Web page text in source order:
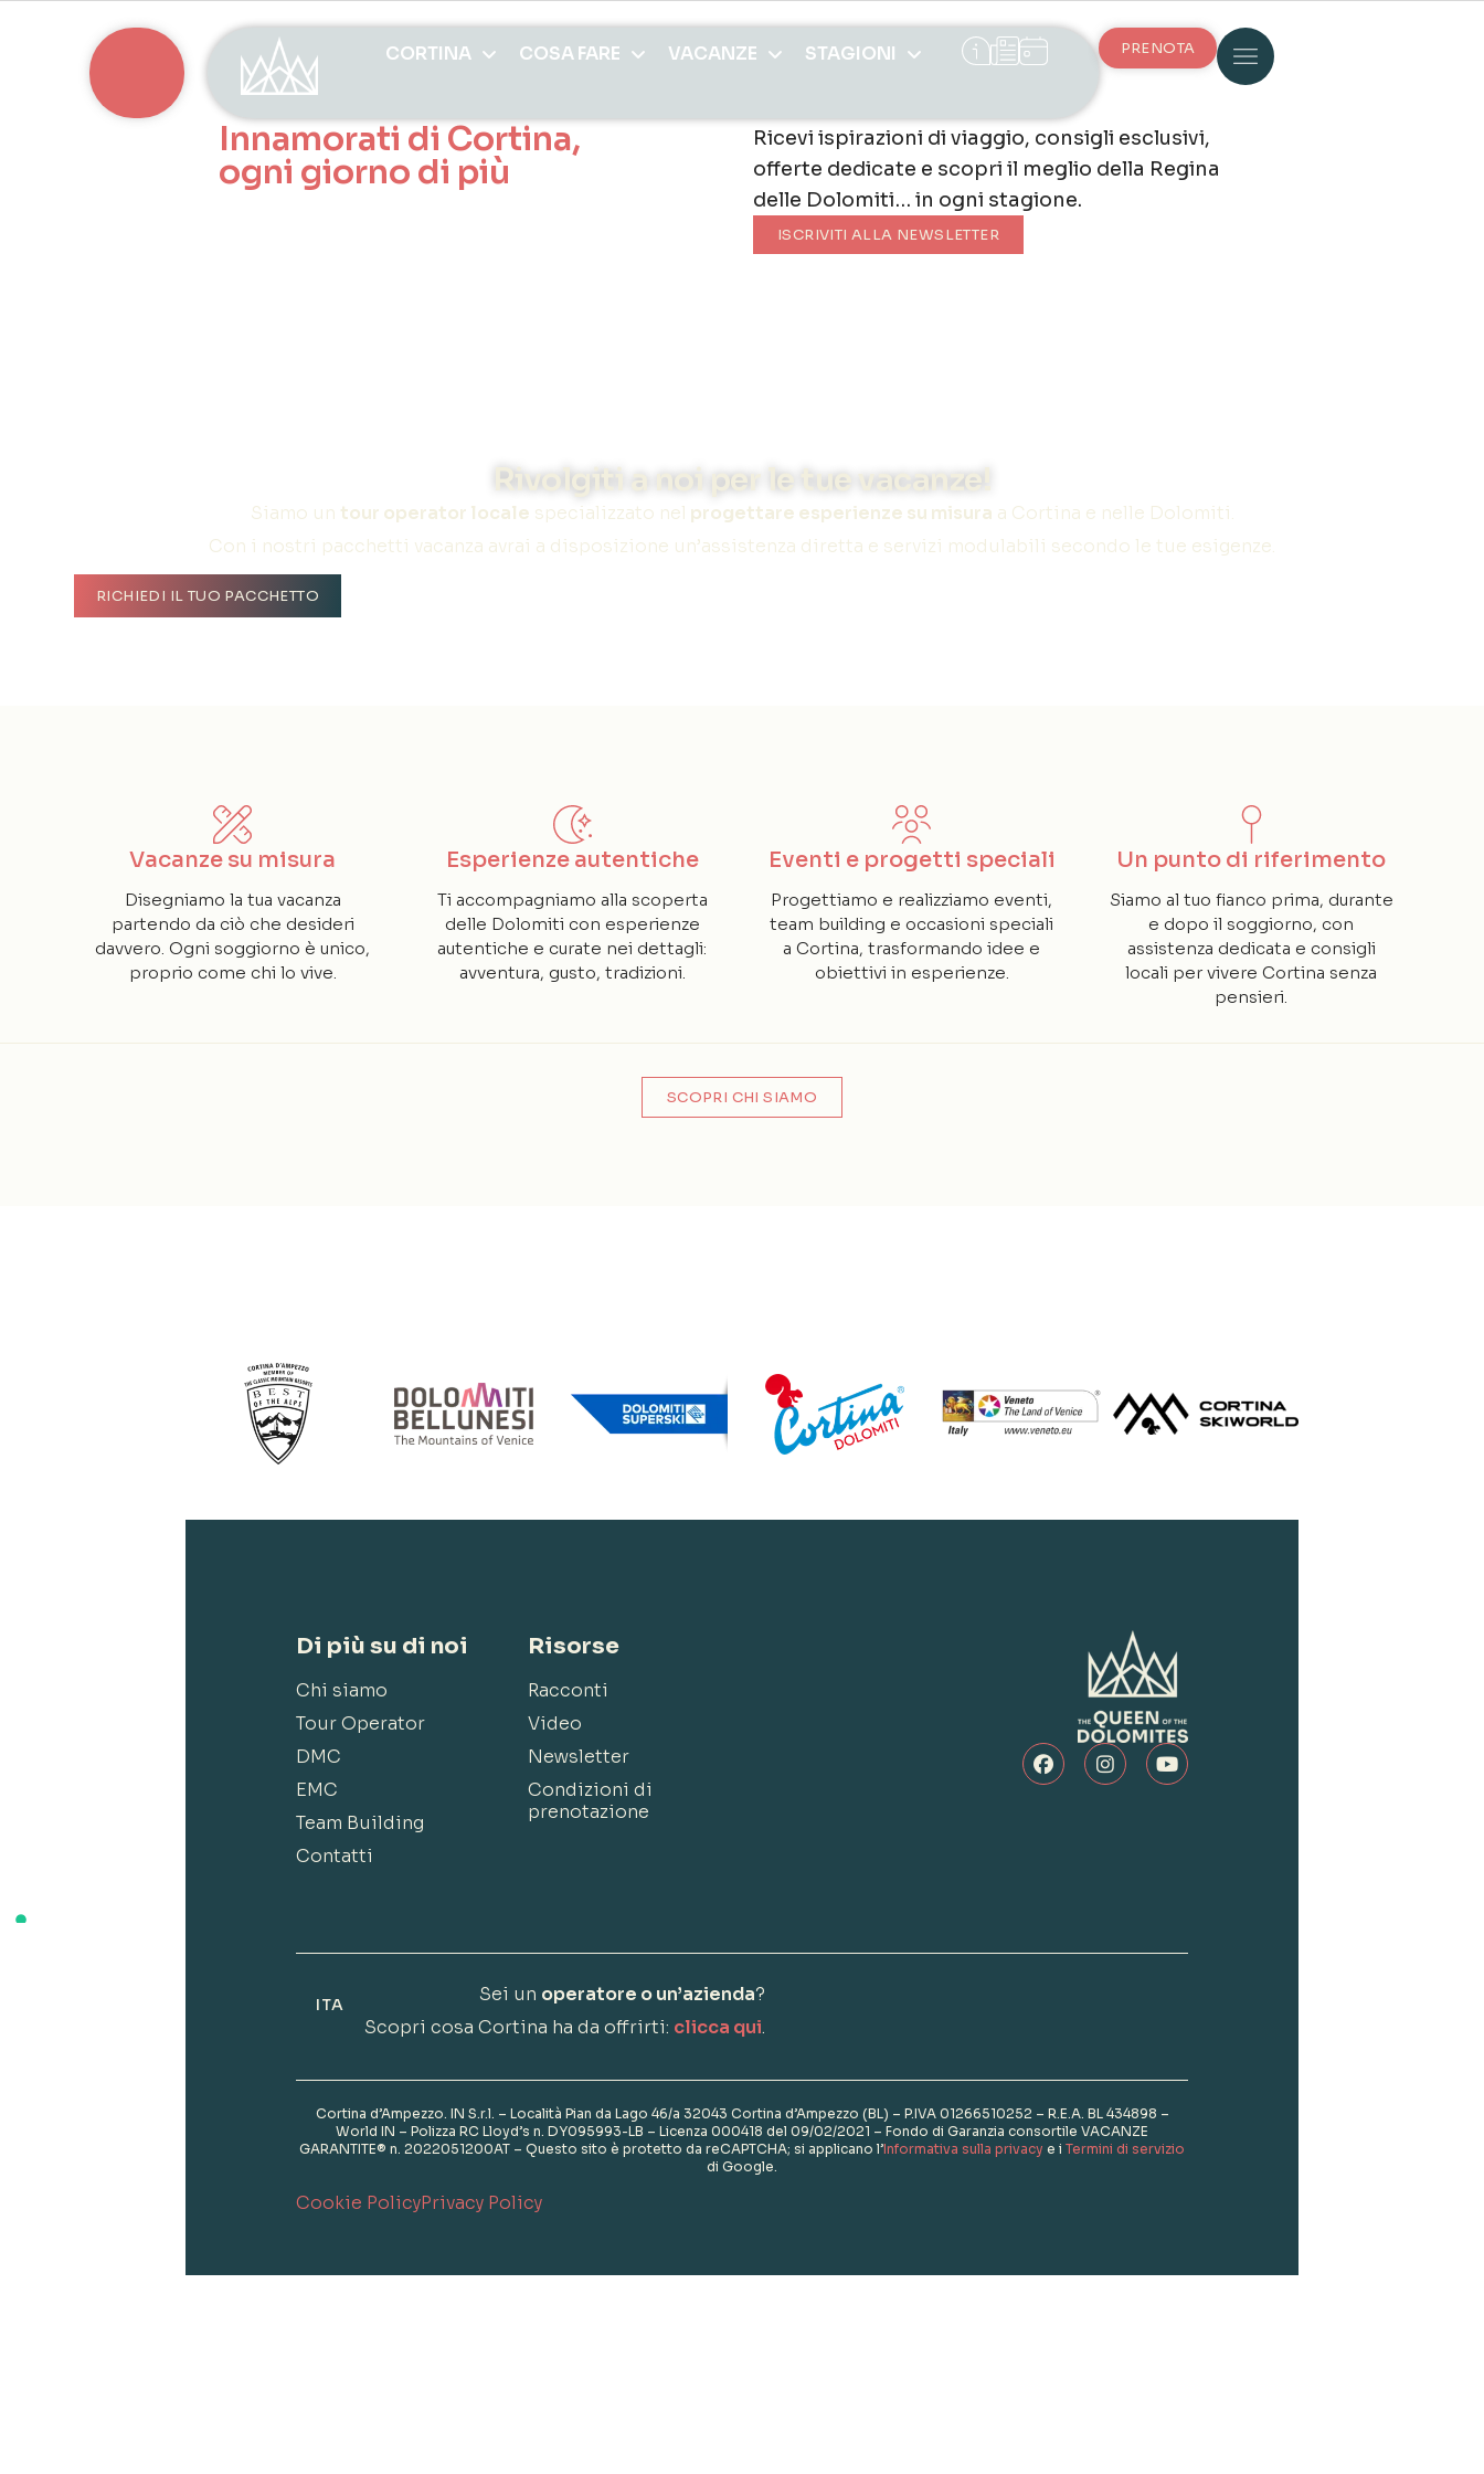
CORTINA COSA FARE VACANZE STAGIONI PRENOTA
Innamorati di Cortina,
ogni giorno di più
Ricevi ispirazioni di viaggio, consigli esclusivi,
offerte dedicate e scopri il meglio della Regina
delle Dolomiti… in ogni stagione.
ISCRIVITI ALLA NEWSLETTER
Rivolgiti a noi per le tue vacanze!
Siamo un tour operator locale specializzato nel progettare esperienze su misura a Cortina e nelle Dolomiti.
Con i nostri pacchetti vacanza avrai a disposizione un’assistenza diretta e servizi modulabili secondo le tue esigenze.
RICHIEDI IL TUO PACCHETTO
Vacanze su misura
Disegniamo la tua vacanza
partendo da ciò che desideri
davvero. Ogni soggiorno è unico,
proprio come chi lo vive.
Esperienze autentiche
Ti accompagniamo alla scoperta
delle Dolomiti con esperienze
autentiche e curate nei dettagli:
avventura, gusto, tradizioni.
Eventi e progetti speciali
Progettiamo e realizziamo eventi,
team building e occasioni speciali
a Cortina, trasformando idee e
obiettivi in esperienze.
Un punto di riferimento
Siamo al tuo fianco prima, durante
e dopo il soggiorno, con
assistenza dedicata e consigli
locali per vivere Cortina senza
pensieri.
SCOPRI CHI SIAMO
Di più su di noi
Chi siamo
Tour Operator
DMC
EMC
Team Building
Contatti
Risorse
Racconti
Video
Newsletter
Condizioni di
prenotazione
ITA Sei un operatore o un’azienda?
Scopri cosa Cortina ha da offrirti: clicca qui.
Cortina d’Ampezzo. IN S.r.l. – Località Pian da Lago 46/a 32043 Cortina d’Ampezzo (BL) – P.IVA 01266510252 – R.E.A. BL 434898 –
World IN – Polizza RC Lloyd’s n. DY095993-LB – Licenza 000418 del 09/02/2021 – Fondo di Garanzia consortile VACANZE
GARANTITE® n. 2022051200AT – Questo sito è protetto da reCAPTCHA; si applicano l’Informativa sulla privacy e i Termini di servizio
di Google.
Cookie PolicyPrivacy Policy